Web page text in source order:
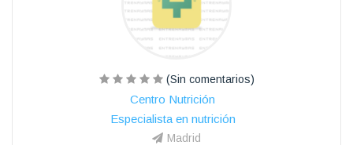
(Sin comentarios)
Centro Nutrición
Especialista en nutrición
Madrid